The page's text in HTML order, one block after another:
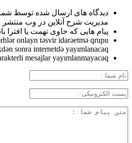
دیدگاه های ارسال شده توسط
مدیریت شرح آنلاین در وب منتشر
پیام هایی که حاوی تهمت یا افترا
onlayn təsvir idarəetmə qrupu
sonra internetdə yayımlanacaq.
mesajlar yayımlanmayacaq.